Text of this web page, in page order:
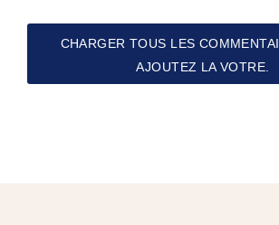
CHARGER TOUS LES
AJOUTEZ LA VOTRE.